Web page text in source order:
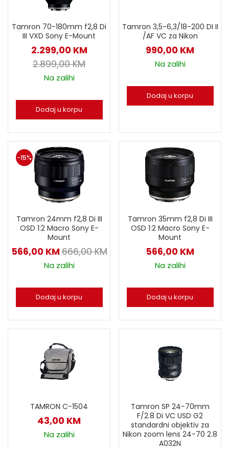
Tamron 70-180mm f2,8 Di
III VXD Sony E-Mount
2.299,00 KM
2.899,00KM
Na zalihi
Dodaj u korpu
Tamron 3,5-6,3/18-200 DI II
/AF VC za Nikon
990,00 KM
Na zalihi
Dodaj u korpu
-15%
Tamron 24mm f2,8 Di III
OSD 1:2 Macro Sony E-
Mount
566,00 KM666,00KM
Na zalihi
Dodaj u korpu
Tamron 35mm f2,8 Di III
OSD 1:2 Macro Sony E-
Mount
566,00 KM
Na zalihi
Dodaj u korpu
TAMRON C-1504
43,00 KM
Na zalihi
Tamron SP 24-70mm
F/2.8 Di VC USD G2
standardni objektiv za
Nikon zoom lens 24-70 2.8
A032N